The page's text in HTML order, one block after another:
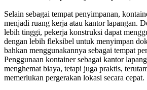
Selain sebagai tempat penyimpanan,
menjadi ruang kerja atau kantor lapangan.
lebih tinggi, pekerja konstruksi dapat
dengan lebih fleksibel untuk menyimpan
bahkan menggunakannya sebagai tempat
Penggunaan kontainer sebagai kantor
menghemat biaya, tetapi juga praktis,
memerlukan pergerakan lokasi secara cepat.